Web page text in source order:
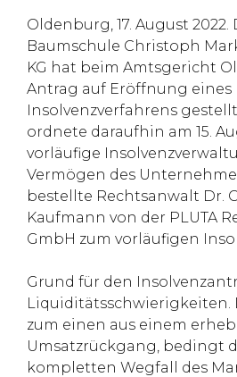
Oldenburg, 17. August 2022.
Baumschule Christoph
KG hat beim Amtsgericht
Antrag auf Eröffnung eines
Insolvenzverfahrens
ordnete daraufhin am 15.
vorläufige
Vermögen des
bestellte Rechtsanwalt Dr.
Kaufmann von der PLUTA
GmbH zum vorläufigen
Grund für den
Liquiditätsschwierigkeiten.
zum einen aus einem
Umsatzrückgang, bedingt
kompletten Wegfall des